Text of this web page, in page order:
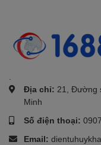
Địa chỉ: 21, Đường
Minh
Số điện thoại:
Email: